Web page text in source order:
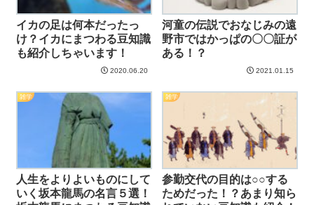
イカの足は何本だったっ
け？イカにまつわる豆知識
も紹介しちゃいます！
2020.06.20
河童の伝説でおなじみの遠
野市ではかっぱの〇〇証が
ある！？
2021.01.15
雑学
人生をよりよいものにして
いく坂本龍馬の名言５選！
雑学
参勤交代の目的は○○する
ためだった！？あまり知ら